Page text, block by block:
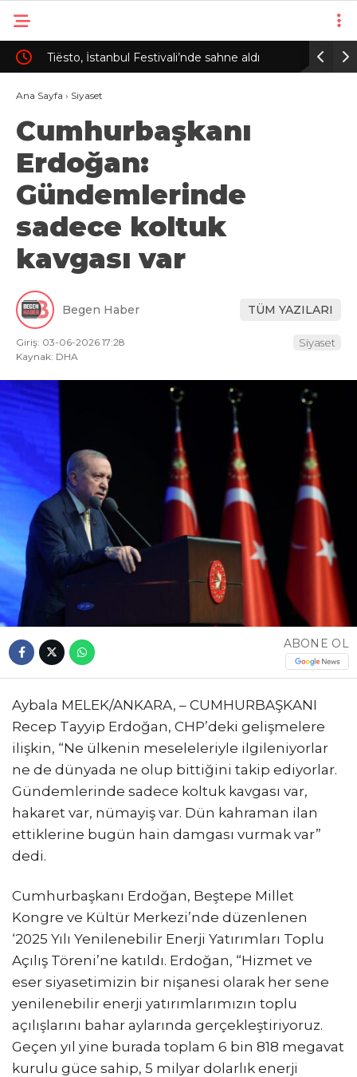
Tiësto, İstanbul Festivali’nde sahne aldı
Ana Sayfa › Siyaset
Cumhurbaşkanı
Erdoğan:
Gündemlerinde
sadece koltuk
kavgası var
Begen Haber TÜM YAZILARI
Giriş: 03-06-2026 17:28
Kaynak: DHA
Siyaset
ABONE OL
Aybala MELEK/ANKARA, – CUMHURBAŞKANI
Recep Tayyip Erdoğan, CHP’deki gelişmelere
ilişkin, “Ne ülkenin meseleleriyle ilgileniyorlar
ne de dünyada ne olup bittiğini takip ediyorlar.
Gündemlerinde sadece koltuk kavgası var,
hakaret var, nümayiş var. Dün kahraman ilan
ettiklerine bugün hain damgası vurmak var”
dedi.
Cumhurbaşkanı Erdoğan, Beştepe Millet
Kongre ve Kültür Merkezi’nde düzenlenen
‘2025 Yılı Yenilenebilir Enerji Yatırımları Toplu
Açılış Töreni’ne katıldı. Erdoğan, “Hizmet ve
eser siyasetimizin bir nişanesi olarak her sene
yenilenebilir enerji yatırımlarımızın toplu
açılışlarını bahar aylarında gerçekleştiriyoruz.
Geçen yıl yine burada toplam 6 bin 818 megavat
kurulu güce sahip, 5 milyar dolarlık enerji